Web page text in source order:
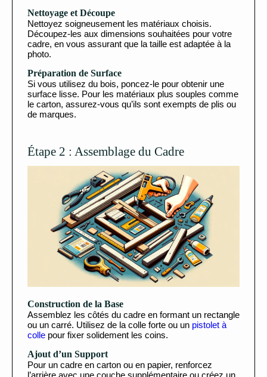
Nettoyage et Découpe
Nettoyez soigneusement les matériaux choisis.
Découpez-les aux dimensions souhaitées pour votre
cadre, en vous assurant que la taille est adaptée à la
photo.
Préparation de Surface
Si vous utilisez du bois, poncez-le pour obtenir une
surface lisse. Pour les matériaux plus souples comme
le carton, assurez-vous qu’ils sont exempts de plis ou
de marques.
Étape 2 : Assemblage du Cadre
Construction de la Base
Assemblez les côtés du cadre en formant un rectangle
ou un carré. Utilisez de la colle forte ou un pistolet à
colle pour fixer solidement les coins.
Ajout d’un Support
Pour un cadre en carton ou en papier, renforcez
l’arrière avec une couche supplémentaire ou créez un